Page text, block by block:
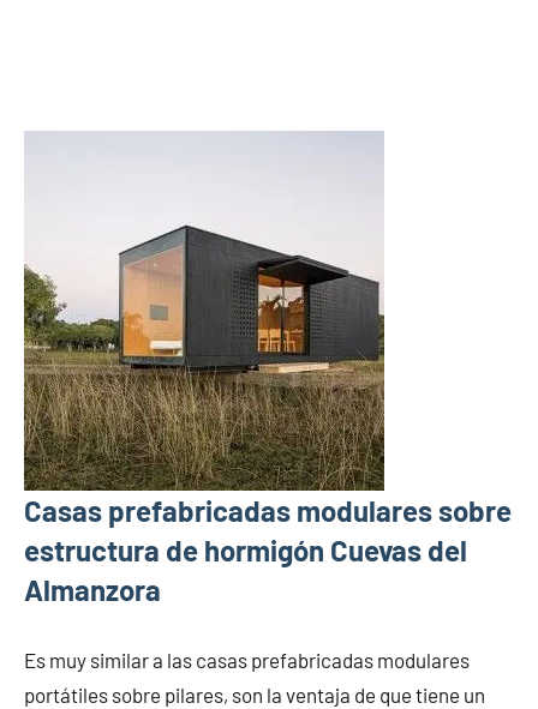
Casas prefabricadas modulares sobre
estructura de hormigón Cuevas del
Almanzora
Es muy similar a las casas prefabricadas modulares
portátiles sobre pilares, son la ventaja de que tiene un